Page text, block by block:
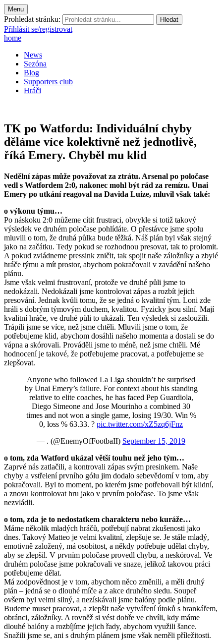
Menu
Prohledat stránku:
Přihlásit se/registrovat
home
News
Sezóna
Blog
Supporters club
Hráči
TK po Watfordu: Individuální chyby
děláme více kolektivně než jednotlivě,
říká Emery. Chyběl mu klid
Nedělní zápas může považovat za ztrátu. Arsenal po poločase
vedl s Watfordem 2:0, nakonec mohl být rád za remízu. Unai
Emery po utkání reagoval na Davida Luize, mluvil však také:
o výkonu týmu…
Po náskoku 2:0 můžeme cítit frustraci, obvykle si totiž takový
výsledek ve druhém poločase pohlídáte. O přestávce jsme spolu
mluvili o tom, že druhá půlka bude těžká. Náš plán byl však stejný
jako na začátku. Tedy pokud se rozhodnou presovat, tak to prolomit.
A pokud zvládneme pressink zničit, tak spojit naše záložníky a zbylé
hráče týmu a mít prostor, abychom pokračovali v zavádění našeho
plánu.
Jsme však velmi frustrovaní, protože ve druhé půli jsme to
nedokázali. Nedokázali jsme kontrolovat zápas a rozbít jejich
presování. Jednak kvůli tomu, že se jedná o kvalitní tým. Loni zde
hráli s dobrým týmovým duchem, kvalitou. Fyzicky jsou silní. Mají
kvalitní hráče, ve druhé půli to ukázali. Ten výsledek si zasloužili.
Trápili jsme se více, než jsme chtěli. Mluvili jsme o tom, že
potřebujeme klid, abychom dosáhli našeho momenta a dostali se do
vápna a skórovali. Prováděli jsme to méně, než jsme chtěli. Mé
hodnocení je takové, že potřebujeme pracovat, a potřebujeme se
zlepšovat.
Anyone who followed La Liga shouldn’t be surprised
by Unai Emery’s failure. For context about his standing
relative to elite coaches, he has faced Pep Guardiola,
Diego Simeone and Jose Mourinho a combined 30
times and not won a single game, losing 19/30. Win %
0, loss % 63.33. ? pic.twitter.com/xZ5zq6jFnz
— . (@EnemyOfFootbaII) September 15, 2019
o tom, zda Watford ukázal větší touhu než jeho tým…
Zaprvé nás zatlačili, a kontrovali zápas svým presinkem. Naše
chyby a vstřelení prvního gólu jim dodalo sebevědomí v tom, aby
pokračovali. Byl to moment, po kterém jsme potřebovali být klidní,
a znovu kontrolovat hru jako v prvním poločase. To jsme však
nezvládli.
o tom, zda je to nedostatkem charakteru nebo kuráže…
Máme několik mladých hráčů, potřebují nabrat zkušenosti jako
dnes. Takový Matteo je velmi kvalitní, zlepšuje se. Je stále mladý,
emotivně založený, má osobitost, a někdy potřebuje udělat chyby,
aby se zlepšil. V prvním poločase provedl chybu, a neskóroval. Ve
druhém poločase jsme pokračovali ve snaze, jelikož takovou práci
potřebujeme dělat.
Má zodpovědnost je v tom, abychom něco změnili, a měli druhý
plán – jedná se o dlouhé míče a z akce druhého sledu. Soupeř
ovšem byl velmi silný, a nezískávali jsme balóny podle plánu.
Budeme muset pracovat, a zlepšit naše vytváření útoků s brankářem,
obránci, záložníky. A rovněž si vést dobře ve chvíli, kdy máme
dlouhé balóny a rozbíjíme jejich řady, abychom využili šance.
Snažili jsme se, ani s druhým plánem jsme však neměli příležitosti.